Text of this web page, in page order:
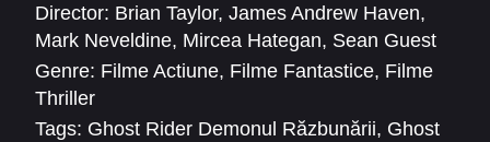
filme cu supereroi diferiți de tiparul clasic,
această producție este o alegere excelentă.
Director: Brian Taylor, James Andrew Haven,
Mark Neveldine, Mircea Hategan, Sean Guest
Genre: Filme Actiune, Filme Fantastice, Filme
Thriller
Tags: Ghost Rider Demonul Răzbunării, Ghost